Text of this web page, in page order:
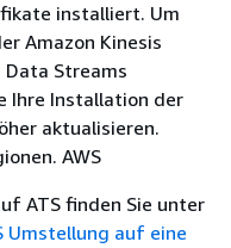
installiert. Um
Amazon Kinesis
Data Streams
Ihre Installation der
aktualisieren.
AWS
ATS finden Sie unter
Umstellung auf eine